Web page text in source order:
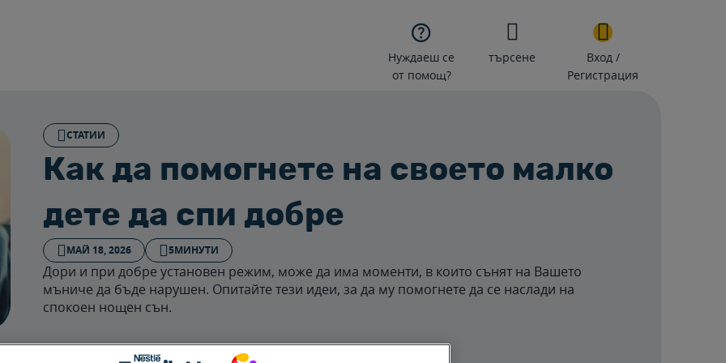

Нуждаеш се
от помощ?
търсене
Вход /
Регистрация
СТАТИИ
Как да помогнете на своето малко
дете да спи добре
МАЙ 18, 2026 5МИНУТИ
Дори и при добре установен режим, може да има моменти, в които сънят на Вашето
мъниче да бъде нарушен. Опитайте тези идеи, за да му помогнете да се наслади на
спокоен нощен сън.